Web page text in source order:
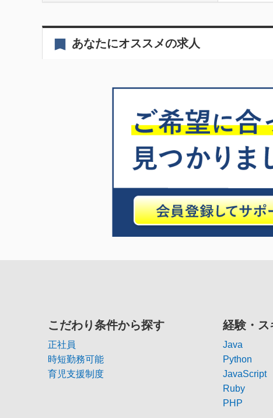
あなたにオススメの求人
こだわり条件から探す
正社員
時短勤務可能
育児支援制度
経験・ス
Java
Python
JavaScript
Ruby
PHP